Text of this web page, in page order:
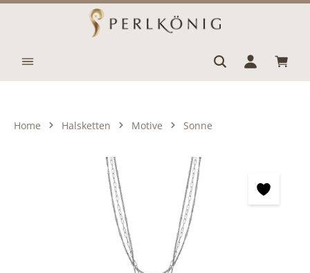
Zum Hauptinhalt springen
Home Halsketten Motive Sonne
Bildergalerie überspringen